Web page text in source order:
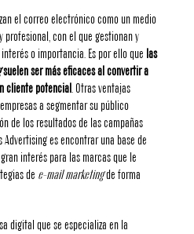
el correo electrónico como un medio
profesional, con el que gestionan y
o importancia. Es por ello que las
suelen ser más eficaces al convertir a
cliente potencial. Otras ventajas
a segmentar su público
de los resultados de las campañas
es encontrar una base de
interés para las marcas que le
de e-mail marketingde forma
digital que se especializa en la